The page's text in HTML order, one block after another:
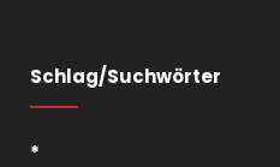
Schlag/Suchwörter
*